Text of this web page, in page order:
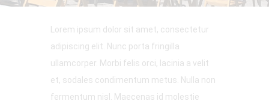
Lorem ipsum dolor sit amet, consectetur
adipiscing elit. Nunc porta fringilla
ullamcorper. Morbi felis orci, lacinia a velit
et, sodales condimentum metus. Nulla non
fermentum nisl. Maecenas id molestie